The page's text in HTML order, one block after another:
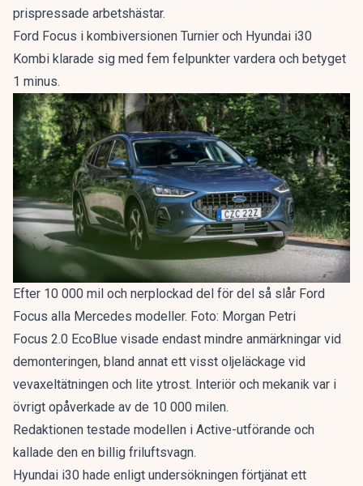
prispressade arbetshästar.
Ford Focus i kombiversionen Turnier och Hyundai i30
Kombi klarade sig med fem felpunkter vardera och betyget
1 minus.
Efter 10 000 mil och nerplockad del för del så slår Ford
Focus alla Mercedes modeller. Foto: Morgan Petri
Focus 2.0 EcoBlue visade endast mindre anmärkningar vid
demonteringen, bland annat ett visst oljeläckage vid
vevaxeltätningen och lite ytrost. Interiör och mekanik var i
övrigt opåverkade av de 10 000 milen.
Redaktionen testade modellen i Active-utförande och
kallade den en billig friluftsvagn.
Hyundai i30 hade enligt undersökningen förtjänat ett